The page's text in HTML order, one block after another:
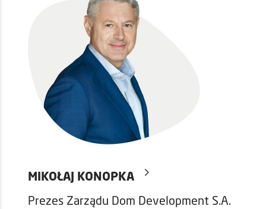
MIKOŁAJ KONOPKA
Prezes Zarządu Dom Development S.A.